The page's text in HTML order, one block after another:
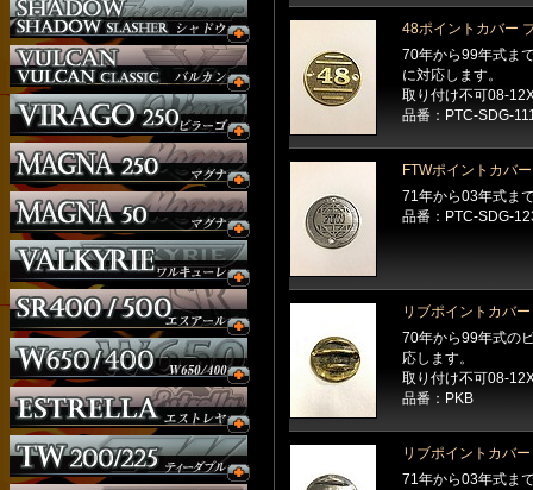
48ポイントカバー
70年から99年式ま
に対応します。
取り付け不可08-
品番：PTC-SDG-
FTWポイントカバ
71年から03年式ま
品番：PTC-SDG-
リブポイントカバ
70年から99年式の
応します。
取り付け不可08-
品番：PKB
リブポイントカバ
71年から03年式ま